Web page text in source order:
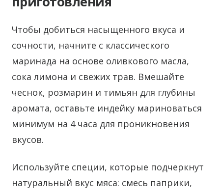
Чтобы добиться насыщенного вкуса и
сочности, начните с классического
маринада на основе оливкового масла,
сока лимона и свежих трав. Вмешайте
чеснок, розмарин и тимьян для глубины
аромата, оставьте индейку мариноваться
минимум на 4 часа для проникновения
вкусов.
Используйте специи, которые подчеркнут
натуральный вкус мяса: смесь паприки,